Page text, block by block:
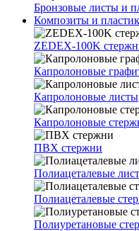
Бронзовые листы и
Композиты и
ZEDEX-100K
Капролоновые
Капролоновые листы
Капролоновые
ПВХ стержни
Полиацеталевые
Полиацеталевые
Полиуретановые